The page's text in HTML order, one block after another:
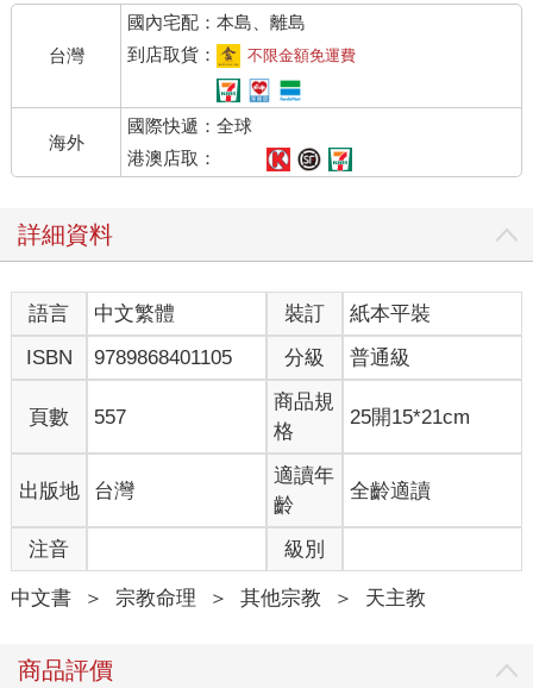
台灣
國內宅配：本島、離島
到店取貨：
不限金額免運費
海外
國際快遞：全球
港澳店取：
詳細資料
語言 中文繁體 裝訂
紙本平裝
ISBN
9789868401105 分級 普通級
頁數 557
商品規
格
25開15*21cm
出版地 台灣
適讀年
齡
全齡適讀
注音 級別
中文書 ＞ 宗教命理 ＞ 其他宗教 ＞ 天主教
商品評價